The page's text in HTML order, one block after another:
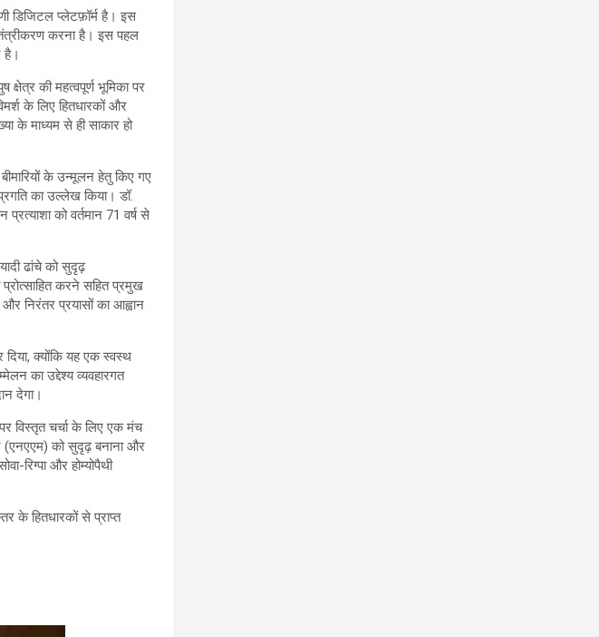
डिजिटल प्लेटफ़ॉर्म है। इस
करना है। इस पहल
है।
क्षेत्र की महत्वपूर्ण भूमिका पर
के लिए हितधारकों और
के माध्यम से ही साकार हो
के उन्मूलन हेतु किए गए
का उल्लेख किया। डॉ.
को वर्तमान 71 वर्ष से
ढांचे को सुदृढ़
प्रोत्साहित करने सहित प्रमुख
निरंतर प्रयासों का आह्वान
क्योंकि यह एक स्वस्थ
का उद्देश्य व्यवहारगत
देगा।
विस्तृत चर्चा के लिए एक मंच
(एनएएम) को सुदृढ़ बनाना और
रिग्पा और होम्योपैथी
के हितधारकों से प्राप्त